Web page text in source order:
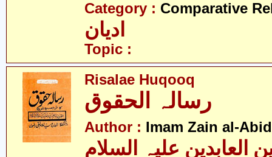
Category : Comparative
ادیان
Topic :
Risalae Huqooq
رسالہ الحقوق
Author : Imam Zain al-